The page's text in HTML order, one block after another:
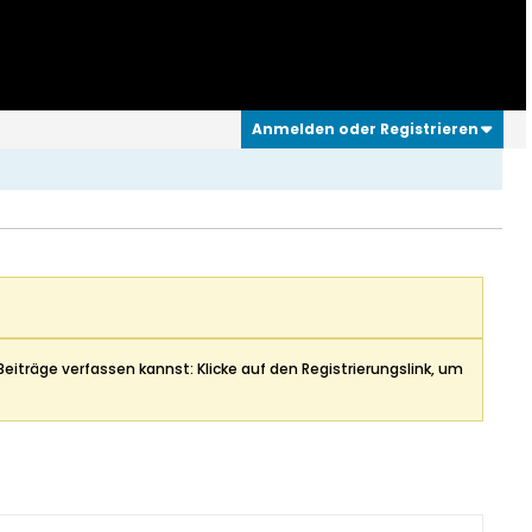
Anmelden oder Registrieren
verfassen kannst: Klicke auf den Registrierungslink, um